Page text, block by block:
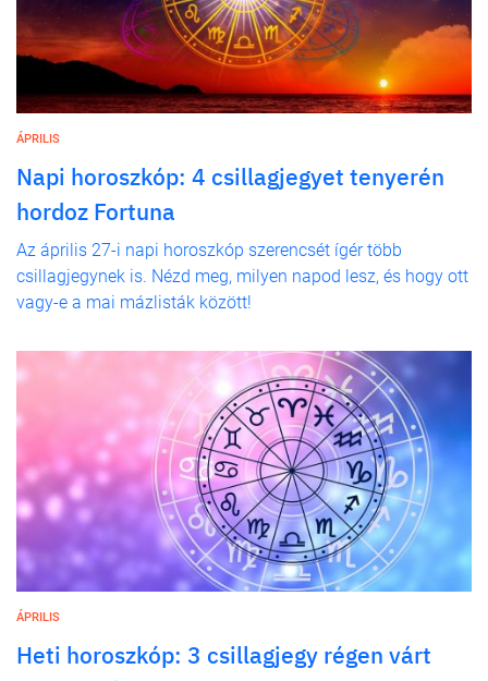
ÁPRILIS
Napi horoszkóp: 4 csillagjegyet tenyerén
hordoz Fortuna
Az április 27-i napi horoszkóp szerencsét ígér több
csillagjegynek is. Nézd meg, milyen napod lesz, és hogy ott
vagy-e a mai mázlisták között!
ÁPRILIS
Heti horoszkóp: 3 csillagjegy régen várt